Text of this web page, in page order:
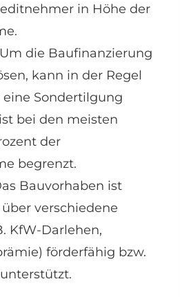
in Höhe der
die Baufinanzierung
kann in der Regel
Sondertilgung
bei den meisten
der
begrenzt.
Bauvorhaben ist
verschiedene
KfW-Darlehen,
förderfähig bzw.